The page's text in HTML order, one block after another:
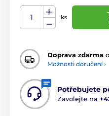
ks
Doprava zdarma
Možnosti doručení ›
Potřebujete
Zavolejte na